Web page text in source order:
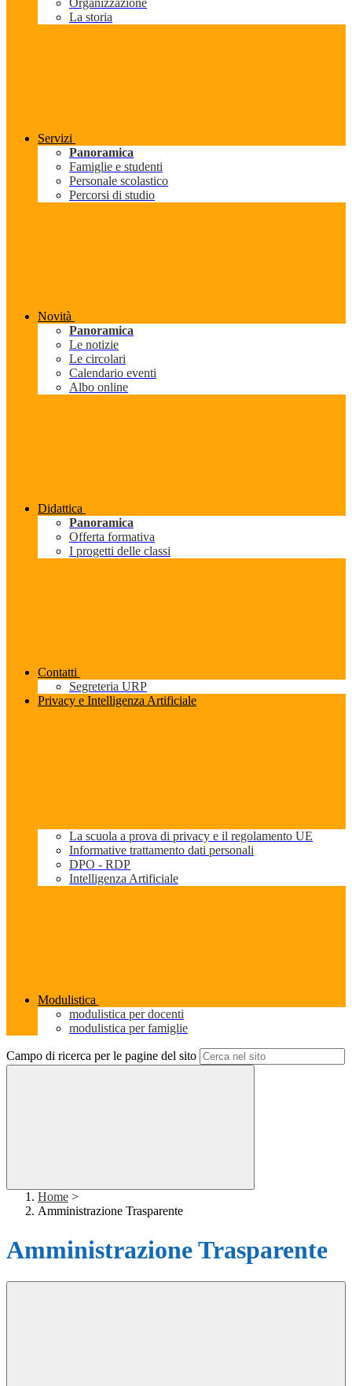
Organizzazione
La storia
Servizi
Panoramica
Famiglie e studenti
Personale scolastico
Percorsi di studio
Novità
Panoramica
Le notizie
Le circolari
Calendario eventi
Albo online
Didattica
Panoramica
Offerta formativa
I progetti delle classi
Contatti
Segreteria URP
Privacy e Intelligenza Artificiale
La scuola a prova di privacy e il regolamento UE
Informative trattamento dati personali
DPO - RDP
Intelligenza Artificiale
Modulistica
modulistica per docenti
modulistica per famiglie
Campo di ricerca per le pagine del sito
Home >
Amministrazione Trasparente
Amministrazione Trasparente